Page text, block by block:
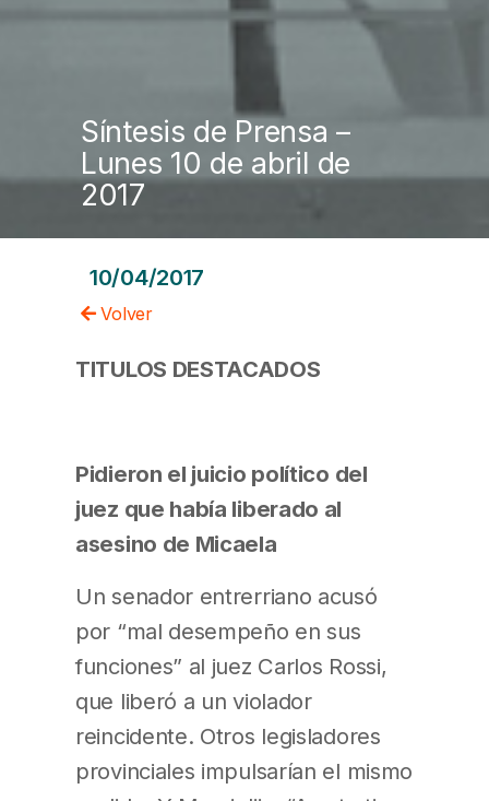
Síntesis de Prensa –
Lunes 10 de abril de
2017
10/04/2017
Volver
TITULOS DESTACADOS
Pidieron el juicio político del
juez que había liberado al
asesino de Micaela
Un senador entrerriano acusó
por “mal desempeño en sus
funciones” al juez Carlos Rossi,
que liberó a un violador
reincidente. Otros legisladores
provinciales impulsarían el mismo